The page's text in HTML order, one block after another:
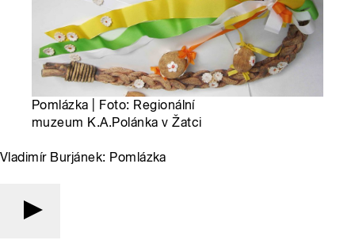
Pomlázka | Foto: Regionální
muzeum K.A.Polánka v Žatci
Vladimír Burjánek: Pomlázka